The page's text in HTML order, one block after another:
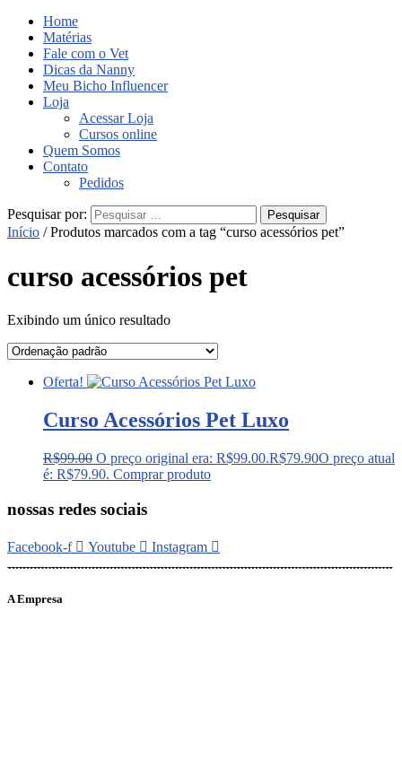
Home
Matérias
Fale com o Vet
Dicas da Nanny
Meu Bicho Influencer
Loja
Acessar Loja
Cursos online
Quem Somos
Contato
Pedidos
Pesquisar por:
Início / Produtos marcados com a tag “curso acessórios pet”
curso acessórios pet
Exibindo um único resultado
Oferta!
Curso Acessórios Pet Luxo
R$99.00 O preço original era: R$99.00.R$79.90O preço atual
é: R$79.90. Comprar produto
nossas redes sociais
Facebook-f Youtube Instagram
A Empresa